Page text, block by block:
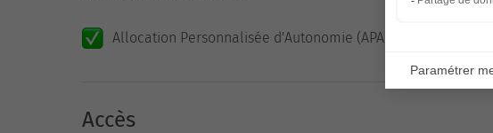
Allocation Personnalisée d'Autonomie (APA)
Accès